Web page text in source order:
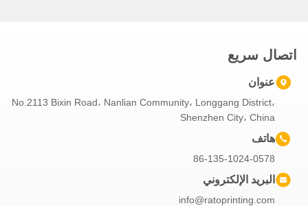
اتصال سريع
عنوان
No.2113 Bixin Road، Nanlian Community، Longgang District،
Shenzhen City، China
هاتف
86-135-1024-0578
البريد الإلكتروني
info@ratoprinting.com